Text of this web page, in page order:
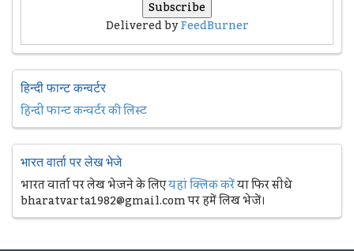
Delivered byFeedBurner
हिन्दी फान्ट कन्वर्टर
हिन्दी फान्ट कन्वर्टर की लिस्ट
भारत वार्ता पर लेख भेजे
भारत वार्ता पर लेख भेजने के लिएयहां क्लिक करेंया फिर सीधे
bharatvarta1982@gmail.com पर हमें लिख भेजें।